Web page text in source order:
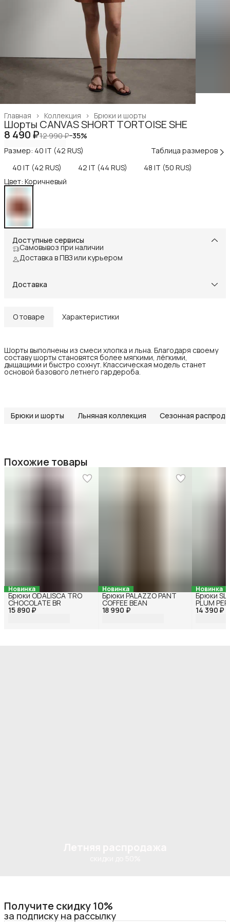
Брюки и шорты
Коллекция ›
Главная ›
Шорты CANVAS SHORT TORTOISE SHE
8 490 ₽12 990 ₽−35%
Размер: 40 IT (42 RUS)
Таблица размеров
40 IT (42 RUS)
42 IT (44 RUS)
48 IT (50 RUS)
Цвет: Коричневый
Доступные сервисы
Самовывоз при наличии
Доставка в ПВЗ или курьером
Доставка
О товаре Характеристики
Шорты выполнены из смеси хлопка и льна. Благодаря своему
составу шорты становятся более мягкими, лёгкими,
дыщащими и быстро сохнут. Классическая модель станет
основой базового летнего гардероба.
Брюки и шорты Льняная коллекция Сезонная
Похожие товары
Новинка
15 890 ₽
Брюки ODALISCA TRO
CHOCOLATE BR
Новинка
18 990 ₽
Брюки PALAZZO PANT
COFFEE BEAN
Новинка
14 390 ₽
Брюки
PLUM
Получите скидку 10%
за подписку на рассылку